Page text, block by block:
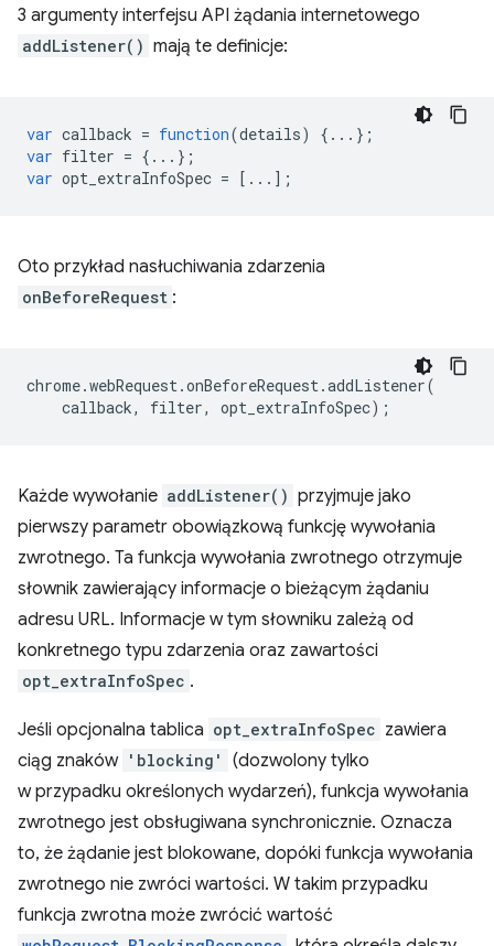
3 argumenty interfejsu API żądania internetowego
addListener() mają te definicje:
var callback = function(details)
{...};
var filter = {...};
var opt_extraInfoSpec = [...];
Oto przykład nasłuchiwania zdarzenia
onBeforeRequest :
chrome.webRequest.onBeforeRequest.addListener(
callback, filter, opt_extraInfoSpec);
Każde wywołanie addListener() przyjmuje jako
pierwszy parametr obowiązkową funkcję wywołania
zwrotnego. Ta funkcja wywołania zwrotnego otrzymuje
słownik zawierający informacje o bieżącym żądaniu
adresu URL. Informacje w tym słowniku zależą od
konkretnego typu zdarzenia oraz zawartości
opt_extraInfoSpec .
Jeśli opcjonalna tablica opt_extraInfoSpec zawiera
ciąg znaków 'blocking'
(dozwolony tylko
w przypadku określonych wydarzeń), funkcja wywołania
zwrotnego jest obsługiwana synchronicznie. Oznacza
to, że żądanie jest blokowane, dopóki funkcja wywołania
zwrotnego nie zwróci wartości. W takim przypadku
funkcja zwrotna może zwrócić wartość